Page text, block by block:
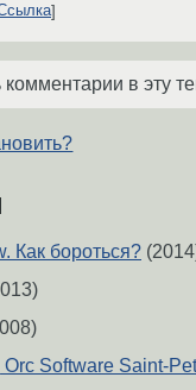
в эту
Как бороться?
Software Saint-